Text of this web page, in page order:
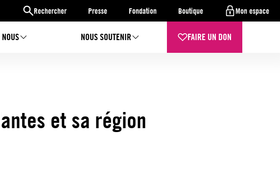
Rechercher Presse Fondation Boutique Mon espace
NOUS SOUTENIR FAIRE UN DON
et sa région